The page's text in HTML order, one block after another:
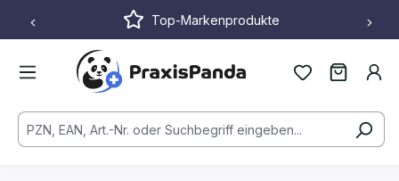
Zum Hauptinhalt springenTop-Markenprodukte